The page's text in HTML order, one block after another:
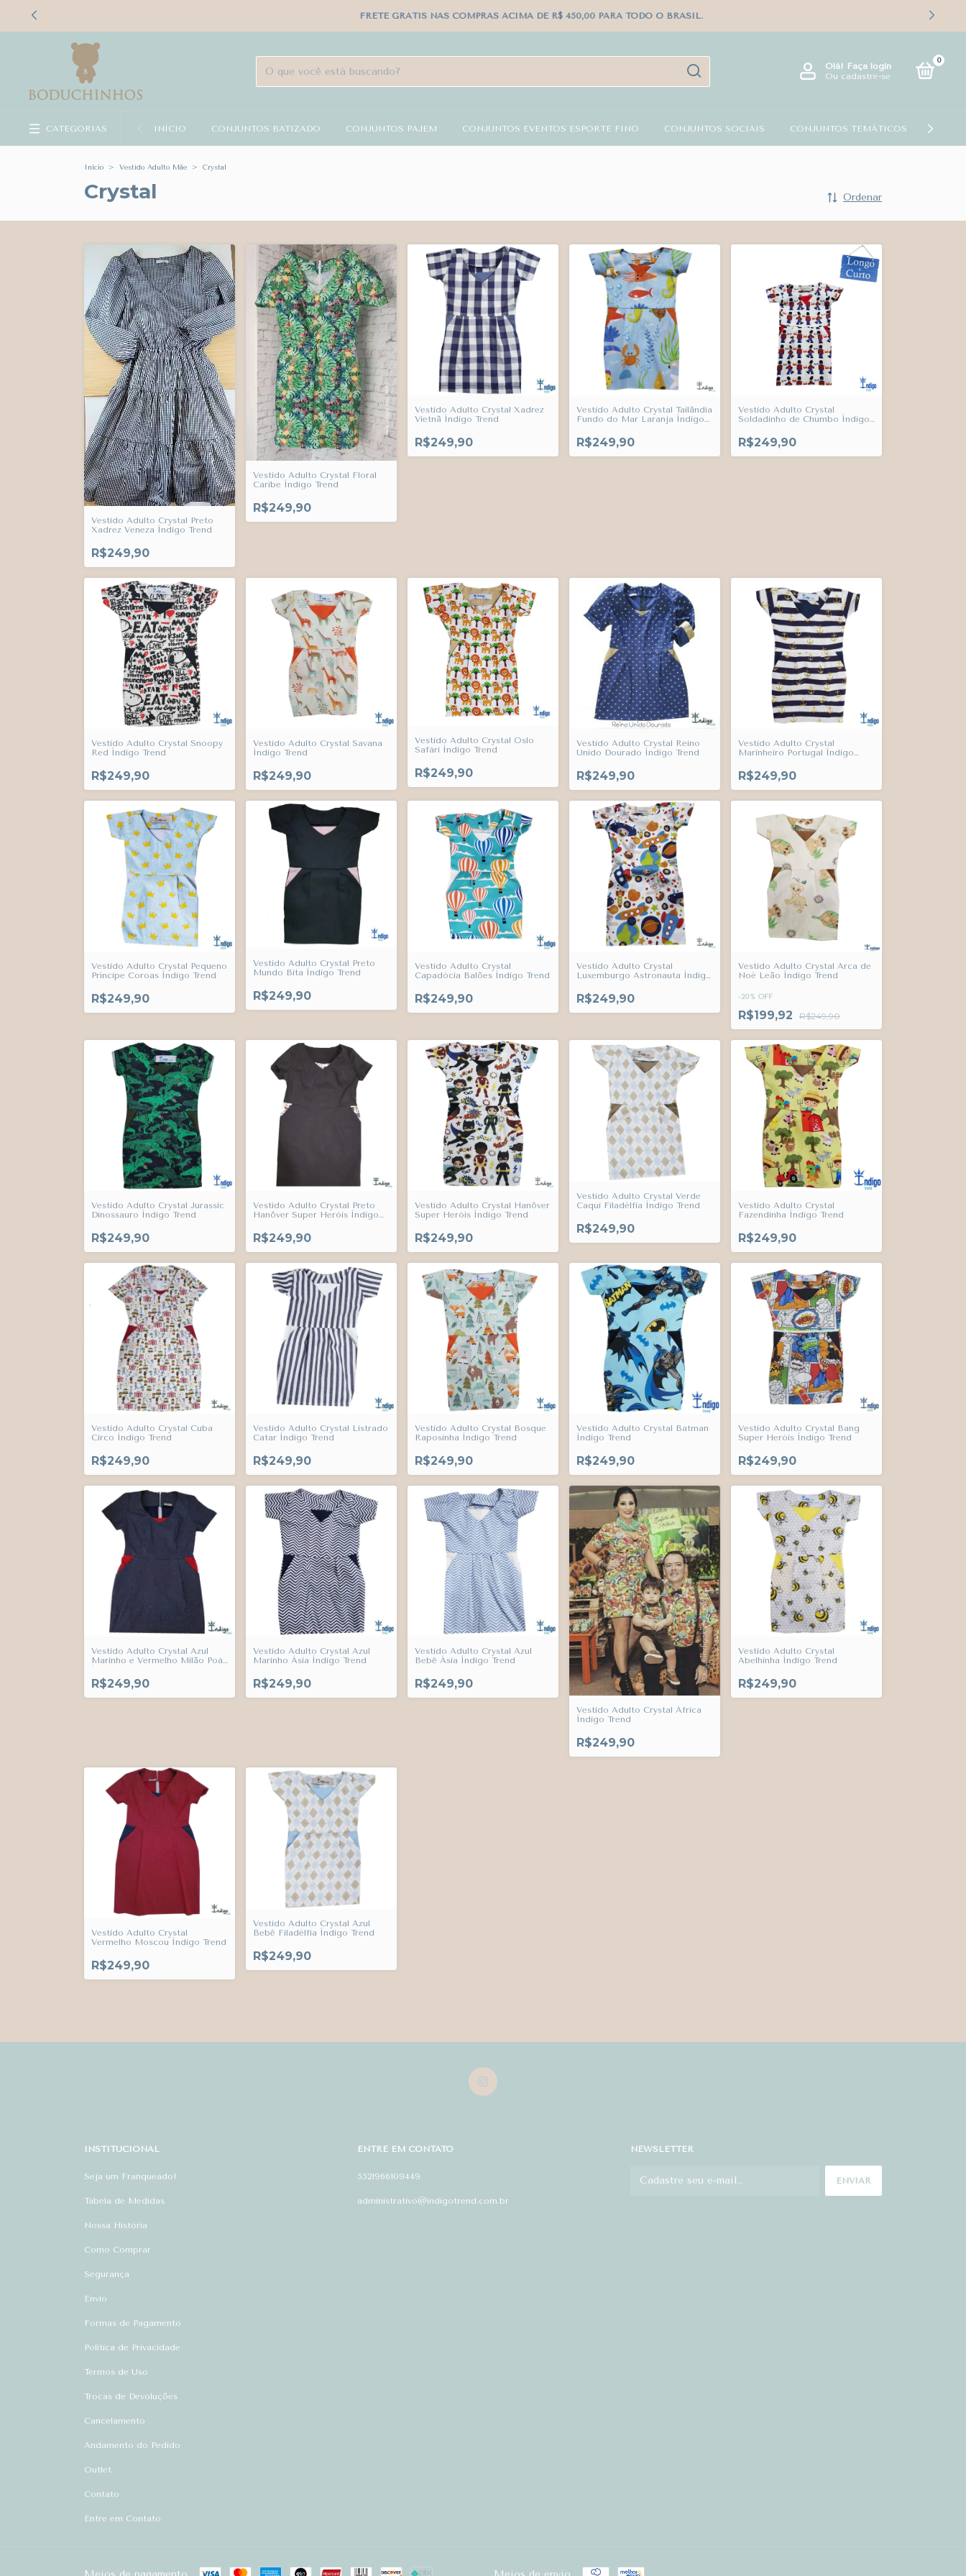
FRETE GRÁTIS NAS COMPRAS ACIMA DE R$ 450,00 PARA TODO O BRASIL.
Olá! Faça login
Ou cadastre-se
0
CATEGORIAS INÍCIO CONJUNTOS BATIZADO CONJUNTOS PAJEM CONJUNTOS EVENTOS ESPORTE FINO CONJUNTOS SOCIAIS CONJUNTOS TEMÁTICOS KIT
Início > Vestido Adulto Mãe > Crystal
Crystal Ordenar
Vestido Adulto Crystal Preto
Xadrez Veneza Índigo Trend
R$249,90
Vestido Adulto Crystal Floral
Caribe Índigo Trend
R$249,90
Vestido Adulto Crystal Xadrez
Vietnã Índigo Trend
R$249,90
Vestido Adulto Crystal Tailândia
Fundo do Mar Laranja Índigo
R$249,90
Vestido Adulto Crystal
Soldadinho de Chumbo Índigo
R$249,90
Vestido Adulto Crystal Snoopy
Red Índigo Trend
R$249,90
Vestido Adulto Crystal Savana
Índigo Trend
R$249,90
Vestido Adulto Crystal Oslo
Safári Índigo Trend
R$249,90
Vestido Adulto Crystal Reino
Unido Dourado Índigo Trend
R$249,90
Vestido Adulto Crystal
Marinheiro Portugal Índigo
R$249,90
Vestido Adulto Crystal Pequeno
Príncipe Coroas Índigo Trend
R$249,90
Vestido Adulto Crystal Preto
Mundo Bita Índigo Trend
R$249,90
Vestido Adulto Crystal
Capadócia Balões Índigo Trend
R$249,90
Vestido Adulto Crystal
Luxemburgo Astronauta Índigo
R$249,90
Vestido Adulto Crystal Arca de
Noé Leão Índigo Trend
-20% OFF
R$199,92 R$249,90
Vestido Adulto Crystal Jurassic
Dinossauro Índigo Trend
R$249,90
Vestido Adulto Crystal Preto
Hanôver Super Heróis Índigo
R$249,90
Vestido Adulto Crystal Hanôver
Super Heróis Índigo Trend
R$249,90
Vestido Adulto Crystal Verde
Caqui Filadélfia Índigo Trend
R$249,90
Vestido Adulto Crystal
Fazendinha Índigo Trend
R$249,90
Vestido Adulto Crystal Cuba
Circo Índigo Trend
R$249,90
Vestido Adulto Crystal Listrado
Catar Índigo Trend
R$249,90
Vestido Adulto Crystal Bosque
Raposinha Índigo Trend
R$249,90
Vestido Adulto Crystal Batman
Índigo Trend
R$249,90
Vestido Adulto Crystal Bang
Super Heróis Índigo Trend
R$249,90
Vestido Adulto Crystal Azul
Marinho e Vermelho Milão Poá
R$249,90
Vestido Adulto Crystal Azul
Marinho Ásia Índigo Trend
R$249,90
Vestido Adulto Crystal Azul
Bebê Ásia Índigo Trend
R$249,90
Vestido Adulto Crystal África
Índigo Trend
R$249,90
Vestido Adulto Crystal
Abelhinha Índigo Trend
R$249,90
Vestido Adulto Crystal
Vermelho Moscou Índigo Trend
R$249,90
Vestido Adulto Crystal Azul
Bebê Filadélfia Índigo Trend
R$249,90
INSTITUCIONAL
Seja um Franqueado!
Tabela de Medidas
Nossa História
Como Comprar
Segurança
Envio
Formas de Pagamento
Política de Privacidade
Termos de Uso
Trocas de Devoluções
Cancelamento
Andamento do Pedido
Outlet
Contato
Entre em Contato
ENTRE EM CONTATO
5521966109449
administrativo@indigotrend.com.br
NEWSLETTER